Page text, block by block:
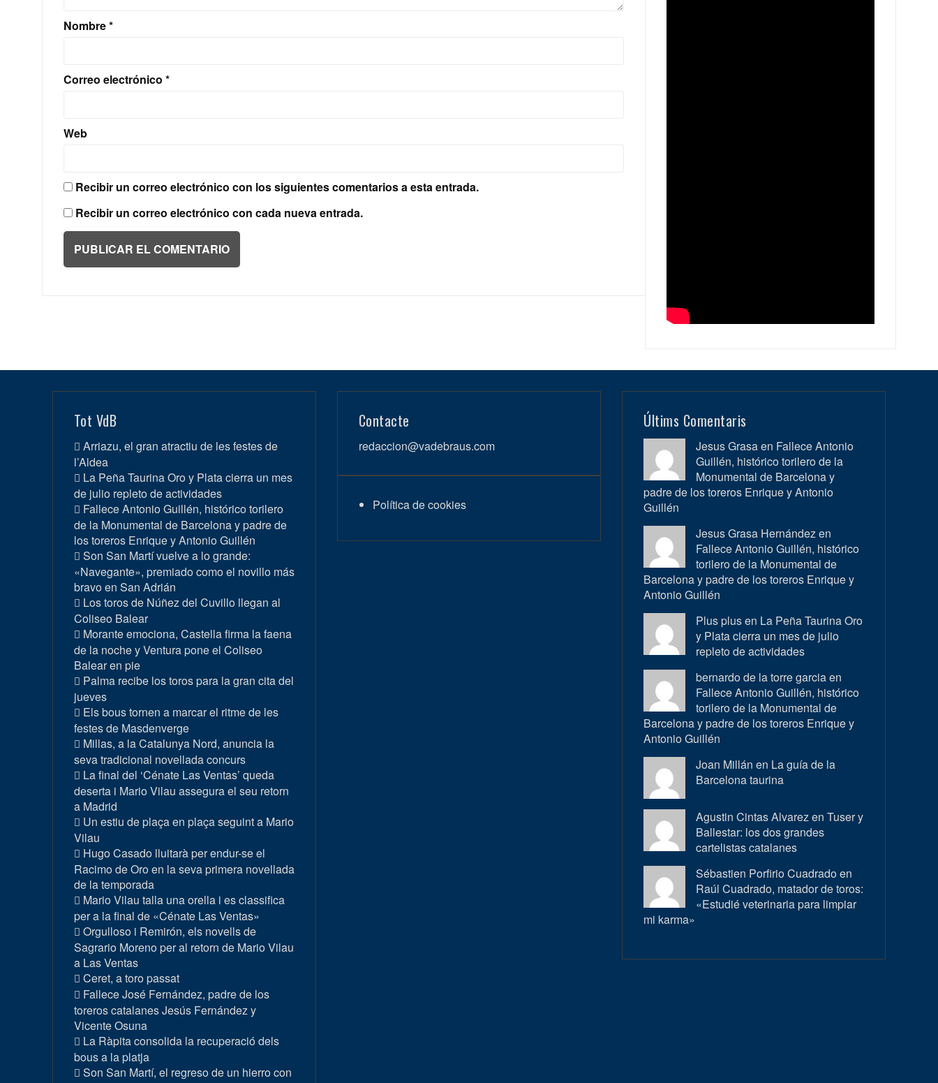
Nombre*
Correo electrónico *
Web
Recibir un correo electrónico con los siguientes comentarios a esta entrada.
Recibir un correo electrónico con cada nueva entrada.
Tot VdB
Arriazu, el gran atractiu de les festes de
l’Aldea
La Peña Taurina Oro y Plata cierra un mes
de julio repleto de actividades
Fallece Antonio Guillén, histórico torilero
de la Monumental de Barcelona y padre de
los toreros Enrique y Antonio Guillén
Son San Martí vuelve a lo grande:
«Navegante», premiado como el novillo más
bravo en San Adrián
Los toros de Núñez del Cuvillo llegan al
Coliseo Balear
Morante emociona, Castella firma la faena
de la noche y Ventura pone el Coliseo
Balear en pie
Palma recibe los toros para la gran cita del
jueves
Els bous tornen a marcar el ritme de les
festes de Masdenverge
Millas, a la Catalunya Nord, anuncia la
seva tradicional novellada concurs
La final del ‘Cénate Las Ventas’ queda
deserta i Mario Vilau assegura el seu retorn
a Madrid
Un estiu de plaça en plaça seguint a Mario
Vilau
Hugo Casado lluitarà per endur-se el
Racimo de Oro en la seva primera novellada
de la temporada
Mario Vilau talla una orella i es classifica
per a la final de «Cénate Las Ventas»
Orgulloso i Remirón, els novells de
Sagrario Moreno per al retorn de Mario Vilau
a Las Ventas
Ceret, a toro passat
Fallece José Fernández, padre de los
toreros catalanes Jesús Fernández y
Vicente Osuna
La Ràpita consolida la recuperació dels
bous a la platja
Son San Martí, el regreso de un hierro con
Contacte
redaccion@vadebraus.com
Política de cookies
Últims Comentaris
Jesus Grasa en Fallece Antonio
Guillén, histórico torilero de la
Monumental de Barcelona y
padre de los toreros Enrique y Antonio
Guillén
Jesus Grasa Hernández en
Fallece Antonio Guillén, histórico
torilero de la Monumental de
Barcelona y padre de los toreros Enrique y
Antonio Guillén
Plus plus en La Peña Taurina Oro
y Plata cierra un mes de julio
repleto de actividades
bernardo de la torre garcia en
Fallece Antonio Guillén, histórico
torilero de la Monumental de
Barcelona y padre de los toreros Enrique y
Antonio Guillén
Joan Millán en La guía de la
Barcelona taurina
Agustin Cintas Alvarez enTuser y
Ballestar: los dos grandes
cartelistas catalanes
Sébastien Porfirio Cuadrado en
Raúl Cuadrado, matador de toros:
«Estudié veterinaria para limpiar
mi karma»